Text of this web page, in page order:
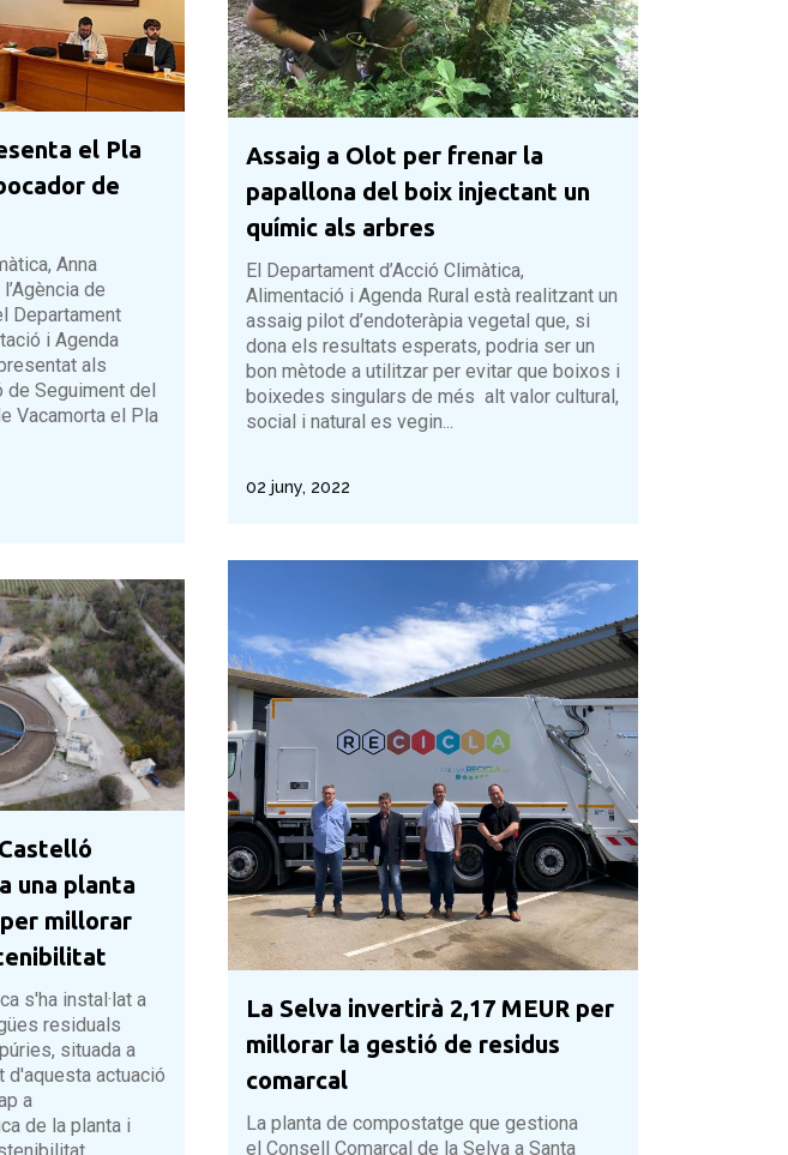
Qualitat ambiental
Residus
el Pla
de
Anna
de
Departament
i Agenda
als
Seguiment del
Vacamorta el Pla
Assaig a Olot per frenar la
papallona del boix injectant un
químic als arbres
El Departament d’Acció Climàtica,
Alimentació i Agenda Rural està realitzant un
assaig pilot d’endoteràpia vegetal que, si
dona els resultats esperats, podria ser un
bon mètode a utilitzar per evitar que boixos i
boixedes singulars de més alt valor cultural,
social i natural es vegin...
02 juny, 2022
La Selva invertirà 2,17 MEUR per
millorar la gestió de residus
comarcal
La planta de compostatge que gestiona
el Consell Comarcal de la Selva a Santa
una planta
millorar
s'ha instal·lat a
residuals
situada a
d'aquesta actuació
a
de la planta i